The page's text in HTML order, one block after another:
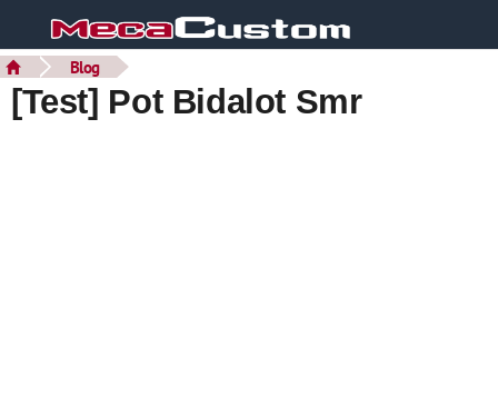
Blog
[Test] Pot Bidalot Smr